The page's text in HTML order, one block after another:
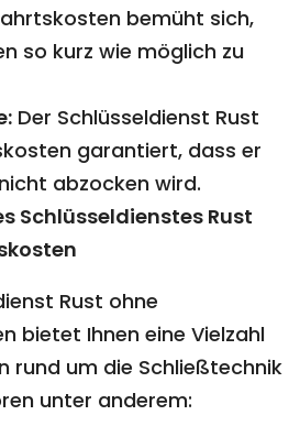
bemüht sich,
so kurz wie möglich zu
Der Schlüsseldienst Rust
garantiert, dass er
abzocken wird.
Schlüsseldienstes Rust
Rust ohne
bietet Ihnen eine Vielzahl
rund um die Schließtechnik
unter anderem: